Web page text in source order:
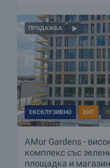
ПРОДАЖБА
ЕКСКЛУЗИВНО ХИТ
AMur Gardens -
комплекс със
площадка и